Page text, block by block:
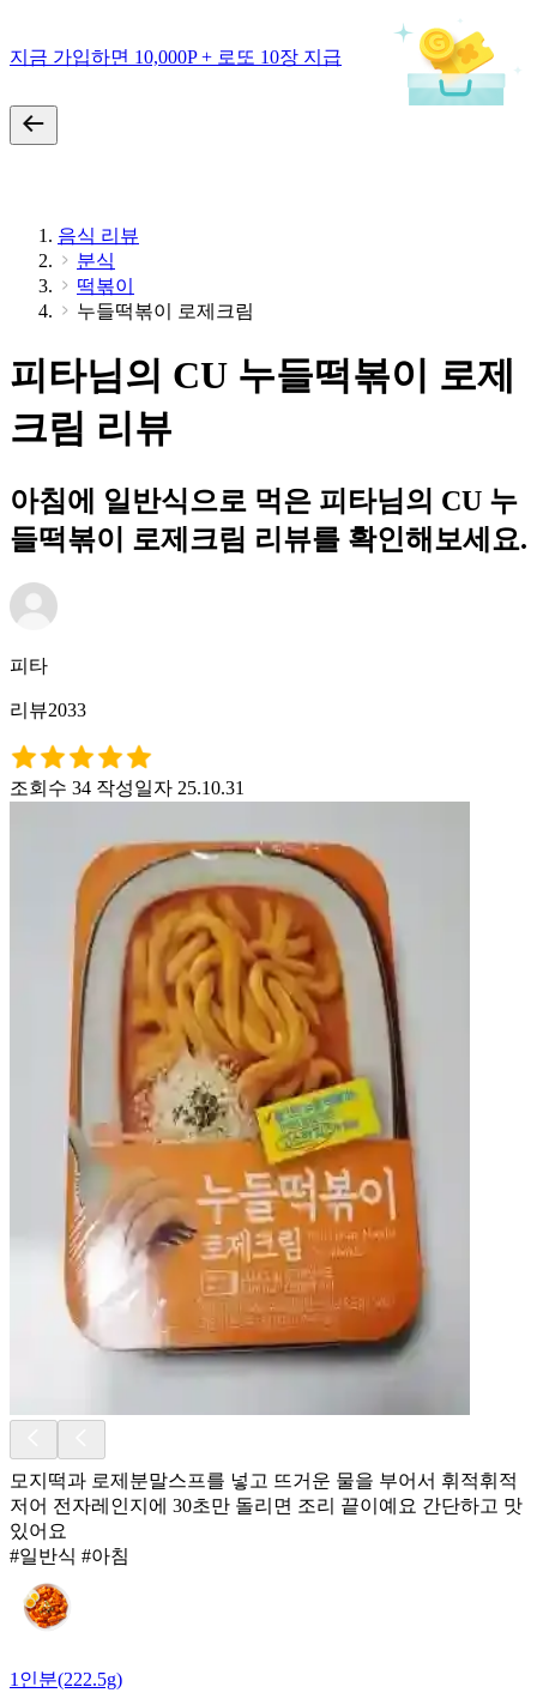
지금 가입하면 10,000P + 로또 10장 지급
음식 리뷰
분식
떡볶이
누들떡볶이 로제크림
피타님의 CU 누들떡볶이 로제
크림 리뷰
아침에 일반식으로 먹은 피타님의 CU 누
들떡볶이 로제크림 리뷰를 확인해보세요.
피타
리뷰2033
조회수 34 작성일자 25.10.31
모지떡과 로제분말스프를 넣고 뜨거운 물을 부어서 휘적휘적
저어 전자레인지에 30초만 돌리면 조리 끝이예요 간단하고 맛
있어요
#일반식 #아침
1인분(222.5g)